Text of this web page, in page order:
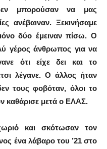
μπορούσαν να μας
ανέβαιναν. Ξεκινήσαμε
δύο έμειναν πίσω. Ο
γέρος άνθρωπος για να
ότι είχε δει και το
λέγανε. Ο άλλος ήταν
τους φοβόταν, όλοι το
καθάρισε μετά ο ΕΛΑΣ.
και σκότωσαν τον
ένα λάβαρο του ’21 στο